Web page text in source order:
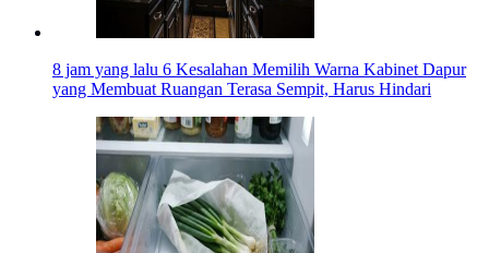
8 jam yang lalu 6 Kesalahan Memilih Warna Kabinet Dapur
yang Membuat Ruangan Terasa Sempit, Harus Hindari